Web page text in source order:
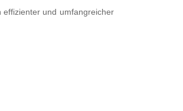
und umfangreicher